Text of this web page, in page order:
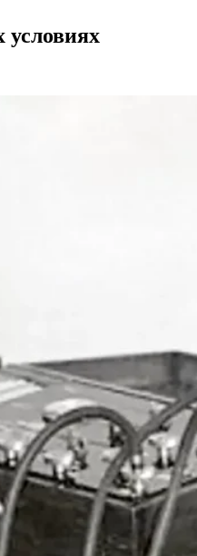
условиях